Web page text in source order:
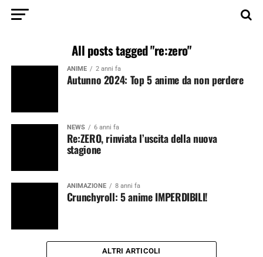
All posts tagged "re:zero"
ANIME 2 anni fa
Autunno 2024: Top 5 anime da non perdere
NEWS 6 anni fa
Re:ZERO, rinviata l’uscita della nuova
stagione
ANIMAZIONE 8 anni fa
Crunchyroll: 5 anime IMPERDIBILI!
ALTRI ARTICOLI